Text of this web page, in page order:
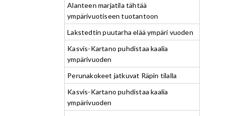
Alanteen marjatila tähtää
ympärivuotiseen tuotantoon
Lakstedtin puutarha elää ympäri vuoden
Kasvis-Kartano puhdistaa kaalia
ympärivuoden
Perunakokeet jatkuvat Räpin tilalla
Kasvis-Kartano puhdistaa kaalia
ympärivuoden